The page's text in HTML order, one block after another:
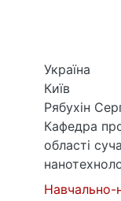
Україна
Київ
Рябухін
Кафедра
області
профільної
Навчально-